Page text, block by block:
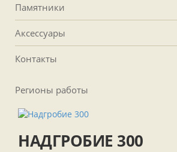
Памятники
Аксессуары
Контакты
Регионы работы
НАДГРОБИЕ 300